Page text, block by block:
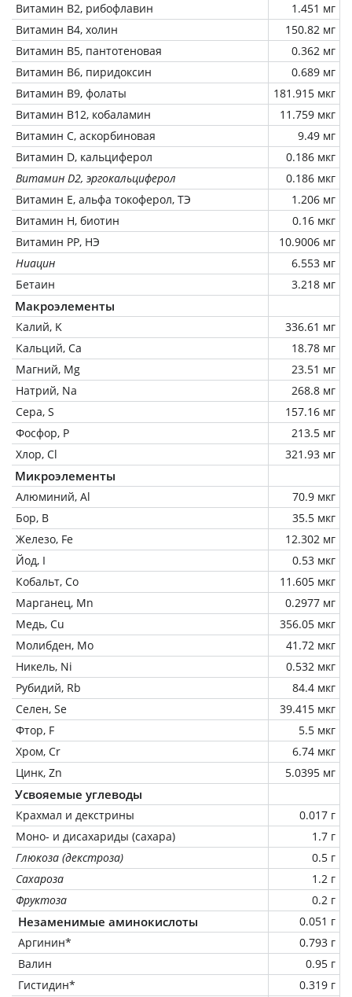
Витамин В2, рибофлавин
1.451 мг
Витамин В4, холин
150.82 мг
Витамин В5, пантотеновая
0.362 мг
Витамин В6, пиридоксин
0.689 мг
Витамин В9, фолаты
181.915 мкг
Витамин В12, кобаламин
11.759 мкг
Витамин C, аскорбиновая
9.49 мг
Витамин D, кальциферол
0.186 мкг
Витамин D2, эргокальциферол
0.186 мкг
Витамин Е, альфа токоферол, ТЭ
1.206 мг
Витамин Н, биотин
0.16 мкг
Витамин РР, НЭ
10.9006 мг
Ниацин
6.553 мг
Бетаин
3.218 мг
Макроэлементы
Калий, K
336.61 мг
Кальций, Ca
18.78 мг
Магний, Mg
23.51 мг
Натрий, Na
268.8 мг
Сера, S
157.16 мг
Фосфор, P
213.5 мг
Хлор, Cl
321.93 мг
Микроэлементы
Алюминий, Al
70.9 мкг
Бор, B
35.5 мкг
Железо, Fe
12.302 мг
Йод, I
0.53 мкг
Кобальт, Co
11.605 мкг
Марганец, Mn
0.2977 мг
Медь, Cu
356.05 мкг
Молибден, Mo
41.72 мкг
Никель, Ni
0.532 мкг
Рубидий, Rb
84.4 мкг
Селен, Se
39.415 мкг
Фтор, F
5.5 мкг
Хром, Cr
6.74 мкг
Цинк, Zn
5.0395 мг
Усвояемые углеводы
Крахмал и декстрины
0.017 г
Моно- и дисахариды (сахара)
1.7 г
Глюкоза (декстроза)
0.5 г
Сахароза
1.2 г
Фруктоза
0.2 г
Незаменимые аминокислоты
0.051 г
Аргинин*
0.793 г
Валин
0.95 г
Гистидин*
0.319 г